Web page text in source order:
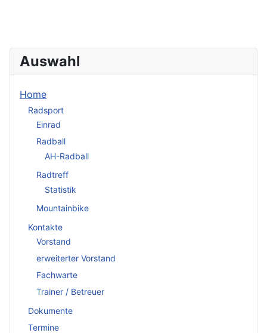
Auswahl
Home
Radsport
Einrad
Radball
AH-Radball
Radtreff
Statistik
Mountainbike
Kontakte
Vorstand
erweiterter Vorstand
Fachwarte
Trainer / Betreuer
Dokumente
Termine